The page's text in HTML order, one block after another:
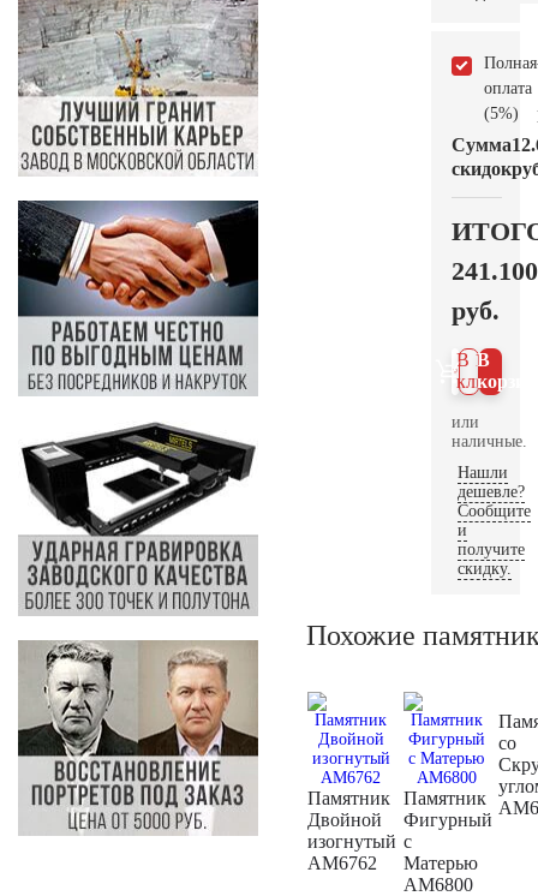
Полная
оплата
(5%)
Сумма
скидок
241.100
руб.
В
В 1
клик
или
наличные.
Нашли
дешевле?
Сообщите
и
получите
скидку.
Похожие
Памятник
Двойной
изогнутый
AM6762
Памятник
Фигурный
с
Матерью
AM6800
со